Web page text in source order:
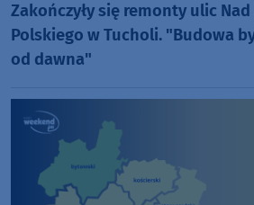
Zakończyły się remonty ulic Nad
Polskiego w Tucholi. "Budowa
od dawna"